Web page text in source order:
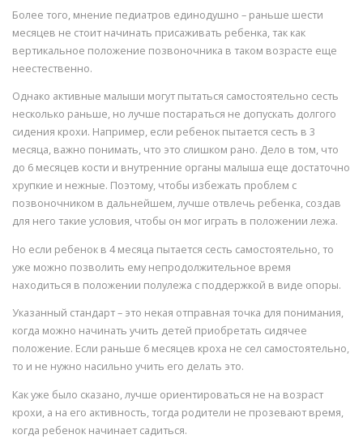
Более того, мнение педиатров единодушно – раньше шести
месяцев не стоит начинать присаживать ребенка, так как
вертикальное положение позвоночника в таком возрасте еще
неестественно.
Однако активные малыши могут пытаться самостоятельно сесть
несколько раньше, но лучше постараться не допускать долгого
сидения крохи. Например, если ребенок пытается сесть в 3
месяца, важно понимать, что это слишком рано. Дело в том, что
до 6 месяцев кости и внутренние органы малыша еще достаточно
хрупкие и нежные. Поэтому, чтобы избежать проблем с
позвоночником в дальнейшем, лучше отвлечь ребенка, создав
для него такие условия, чтобы он мог играть в положении лежа.
Но если ребенок в 4 месяца пытается сесть самостоятельно, то
уже можно позволить ему непродолжительное время
находиться в положении полулежа с поддержкой в виде опоры.
Указанный стандарт – это некая отправная точка для понимания,
когда можно начинать учить детей приобретать сидячее
положение. Если раньше 6 месяцев кроха не сел самостоятельно,
то и не нужно насильно учить его делать это.
Как уже было сказано, лучше ориентироваться не на возраст
крохи, а на его активность, тогда родители не прозевают время,
когда ребенок начинает садиться.